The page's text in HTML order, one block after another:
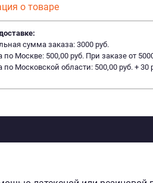
о товаре
сумма заказа: 3000 руб.
по Москве: 500,00 руб. При заказе от
по Московской области: 500,00 руб. +